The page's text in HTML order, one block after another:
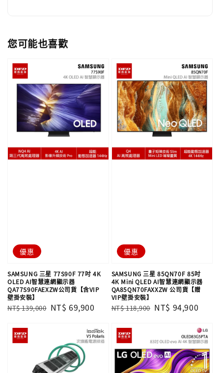
您可能也喜歡
優惠
SAMSUNG 三星 77S90F 77吋 4K
OLED AI智慧連網顯示器
QA77S90FAEXZW公司貨【含VIP
壁掛安裝】
Regular
NT$ 139,000 Sale
NT$ 69,900
優惠
SAMSUNG 三星 85QN70F 85吋
4K Mini QLED AI智慧連網顯示器
QA85QN70FAXXZW 公司貨【贈
VIP壁掛安裝】
Regular
NT$ 118,900 Sale
NT$ 94,900